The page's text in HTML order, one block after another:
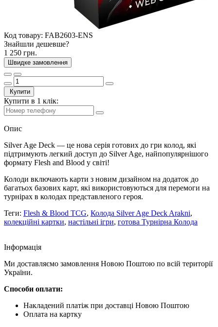
Код товару: FAB2603-ENS
Знайшли дешевше?
1 250 грн.
Швидке замовлення
Купити
Купити в 1 клік:
Опис
Silver Age Deck — це нова серія готових до гри колод, які
підтримують легкий доступ до Silver Age, найпопулярнішого
формату Flesh and Blood у світі!
Колоди включають карти з новим дизайном на додаток до
багатьох базових карт, які використовуються для перемоги на
турнірах в колодах представленого героя.
Теги: Flesh & Blood TCG, Колода Silver Age Deck Arakni,
колекційні картки, настільні ігри, готова Турнірна Колода
Iнформація
Ми доставляємо замовлення Новою Поштою по всій території
України.
Способи оплати:
Накладений платіж при доставці Новою Поштою
Оплата на картку